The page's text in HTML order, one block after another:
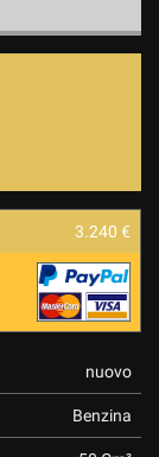
3.240 €
nuovo
Benzina